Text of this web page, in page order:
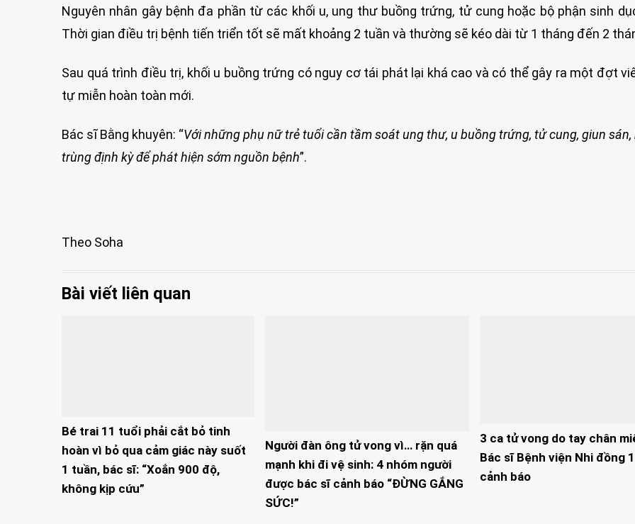
Nguyên nhân gây bệnh đa phần từ các khối u, ung thư buồng trứng, tử cung hoặc bộ phận sinh
Thời gian điều trị bệnh tiến triển tốt sẽ mất khoảng 2 tuần và thường sẽ kéo dài từ 1 tháng đến 2
Sau quá trình điều trị, khối u buồng trứng có nguy cơ tái phát lại khá cao và có thể gây ra một đợt
tự miễn hoàn toàn mới.
Bác sĩ Bằng khuyên: “Với những phụ nữ trẻ tuổi cần tầm soát ung thư, u buồng trứng, tử cung, giun sán,
trùng định kỳ để phát hiện sớm nguồn bệnh”.
Theo Soha
Bài viết liên quan
Bé trai 11 tuổi phải cắt bỏ tinh
hoàn vì bỏ qua cảm giác này suốt
1 tuần, bác sĩ: “Xoắn 900 độ,
không kịp cứu”
Người đàn ông tử vong vì… rặn quá
mạnh khi đi vệ sinh: 4 nhóm người
được bác sĩ cảnh báo “ĐỪNG GẮNG
SỨC!”
3 ca tử vong do tay chân
Bác sĩ Bệnh viện Nhi đồng
cảnh báo